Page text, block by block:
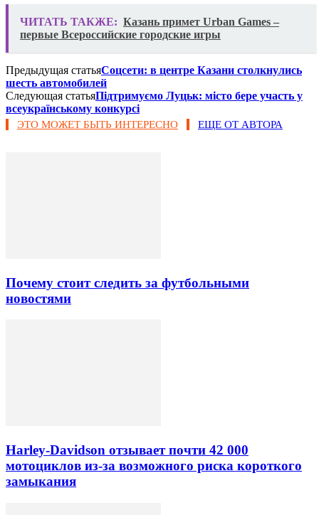
ЧИТАТЬ ТАКЖЕ: Казань примет Urban Games –
первые Всероссийские городские игры
Предыдущая статьяСоцсети: в центре Казани столкнулись
шесть автомобилей
Следующая статьяПідтримуємо Луцьк: місто бере участь у
всеукраїнському конкурсі
ЭТО МОЖЕТ БЫТЬ ИНТЕРЕСНО ЕЩЕ ОТ АВТОРА
Почему стоит следить за футбольными
новостями
Harley-Davidson отзывает почти 42 000
мотоциклов из-за возможного риска короткого
замыкания